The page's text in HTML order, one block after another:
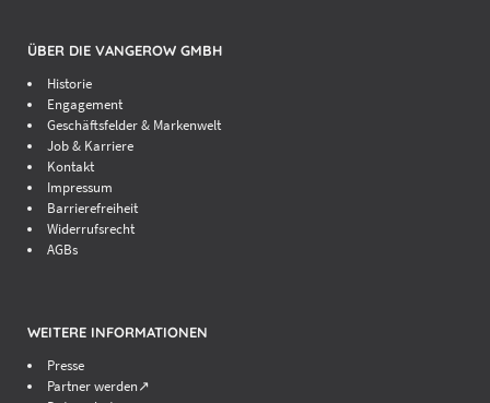
ÜBER DIE VANGEROW GMBH
Historie
Engagement
Geschäftsfelder & Markenwelt
Job & Karriere
Kontakt
Impressum
Barrierefreiheit
Widerrufsrecht
AGBs
WEITERE INFORMATIONEN
Presse
Partner werden↗